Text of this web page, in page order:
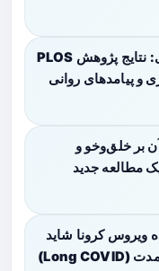
درک تجربه‌های غیرعادی: نتایج پژوهش PLOS
بر خلق‌وخو و
مطالعه جدید
ویروس کرونا شاید
سرنخی برای علائم بلندمدت (Long COVID)